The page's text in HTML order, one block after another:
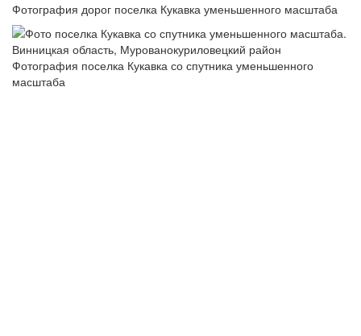
Фотография дорог поселка Кукавка уменьшенного масштаба
Фотография поселка Кукавка со спутника уменьшенного
масштаба